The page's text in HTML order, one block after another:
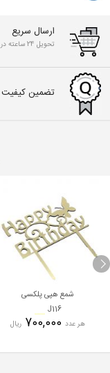
ارسال سریع
تحویل 24 ساعته در تهران
تضمین کیفیت
شمع هپی پلکسی
J116
هر عدد ریال